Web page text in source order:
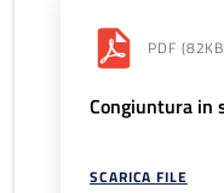
PDF
Congiuntura in
SCARICA FILE